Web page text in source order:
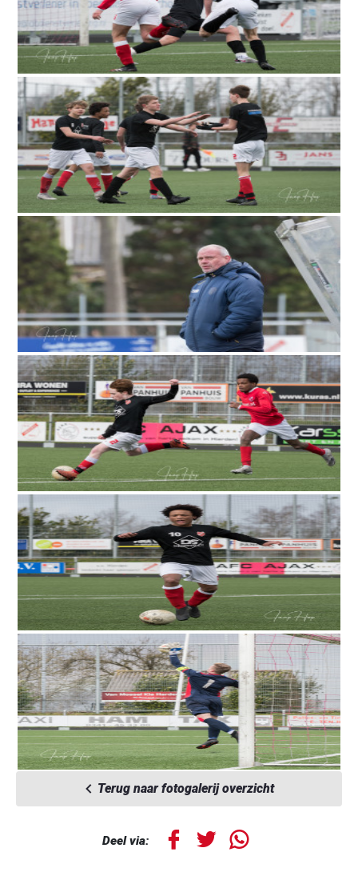
Terug naar fotogalerij overzicht
Deel via: